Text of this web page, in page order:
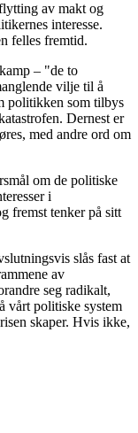
av makt og
interesse.
felles fremtid.
– "de to
vilje til å
politikken som tilbys
Dernest er
med andre ord om
om de politiske
i
fremst tenker på sitt
slås fast at
av
seg radikalt,
vårt politiske system
skaper. Hvis ikke,